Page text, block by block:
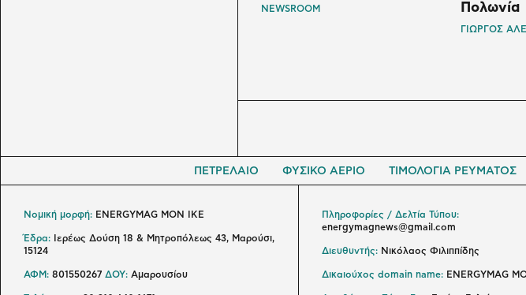
NEWSROOM
Πολωνία
ΓΙΩΡΓΟΣ
ΠΕΤΡΕΛΑΙΟ ΦΥΣΙΚΟ ΑΕΡΙΟ ΤΙΜΟΛΟΓΙΑ ΡΕΥΜΑΤΟΣ
Νομική μορφή: ENERGYMAG MON IKE
Έδρα: Ιερέως Δούση 18 & Μητροπόλεως 43, Μαρούσι,
15124
ΑΦΜ: 801550267 ΔΟΥ: Αμαρουσίου
Πληροφορίες / Δελτία Τύπου:
energymagnews@gmail.com
Διευθυντής: Νικόλαος Φιλιππίδης
Δικαιούχος domain name: ENERGYMAG